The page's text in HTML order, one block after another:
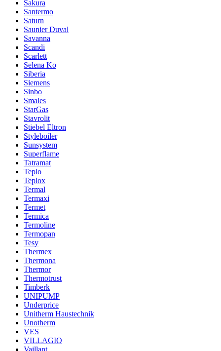
Sakura
Santermo
Saturn
Saunier Duval
Savanna
Scandi
Scarlett
Selena Ko
Siberia
Siemens
Sinbo
Smales
StarGas
Stavrolit
Stiebel Eltron
Styleboiler
Sunsystem
Superflame
Tatramat
Teplo
Teplox
Termal
Termaxi
Termet
Termica
Termoline
Termopan
Tesy
Thermex
Thermona
Thermor
Thermotrust
Timberk
UNIPUMP
Underprice
Unitherm Haustechnik
Unotherm
VES
VILLAGIO
Vaillant